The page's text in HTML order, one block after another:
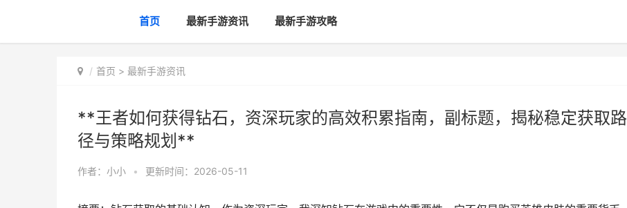
首页 最新手游资讯 最新手游攻略
首页 > 最新手游资讯
**王者如何获得钻石，资深玩家的高效积累指南，副标题，揭秘稳定获取路
径与策略规划**
作者： 小小 • 更新时间：2026-05-11